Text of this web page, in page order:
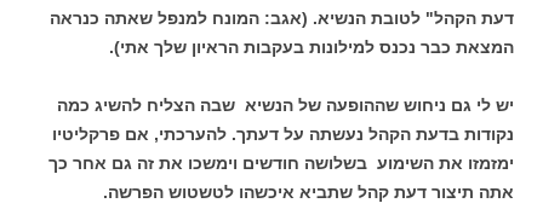
דעת הקהל" לטובת הנשיא. (אגב: המונח למנפל שאתה כנראה
המצאת כבר נכנס למילונות בעקבות הראיון שלך אתי).
יש לי גם ניחוש שההופעה של הנשיא שבה הצליח להשיג כמה
נקודות בדעת הקהל נעשתה על דעתך. להערכתי, אם פרקליטיו
ימזמזו את השימוע בשלושה חודשים וימשכו את זה גם אחר כך
אתה תיצור דעת קהל שתביא איכשהו לטשטוש הפרשה.